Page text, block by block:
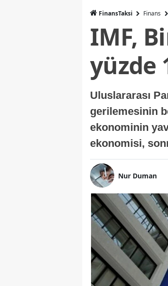
FinansTaksi Finans
IMF,
yüzde
Uluslararası
gerilemesinin
ekonominin
ekonomisi,
Nur Duman